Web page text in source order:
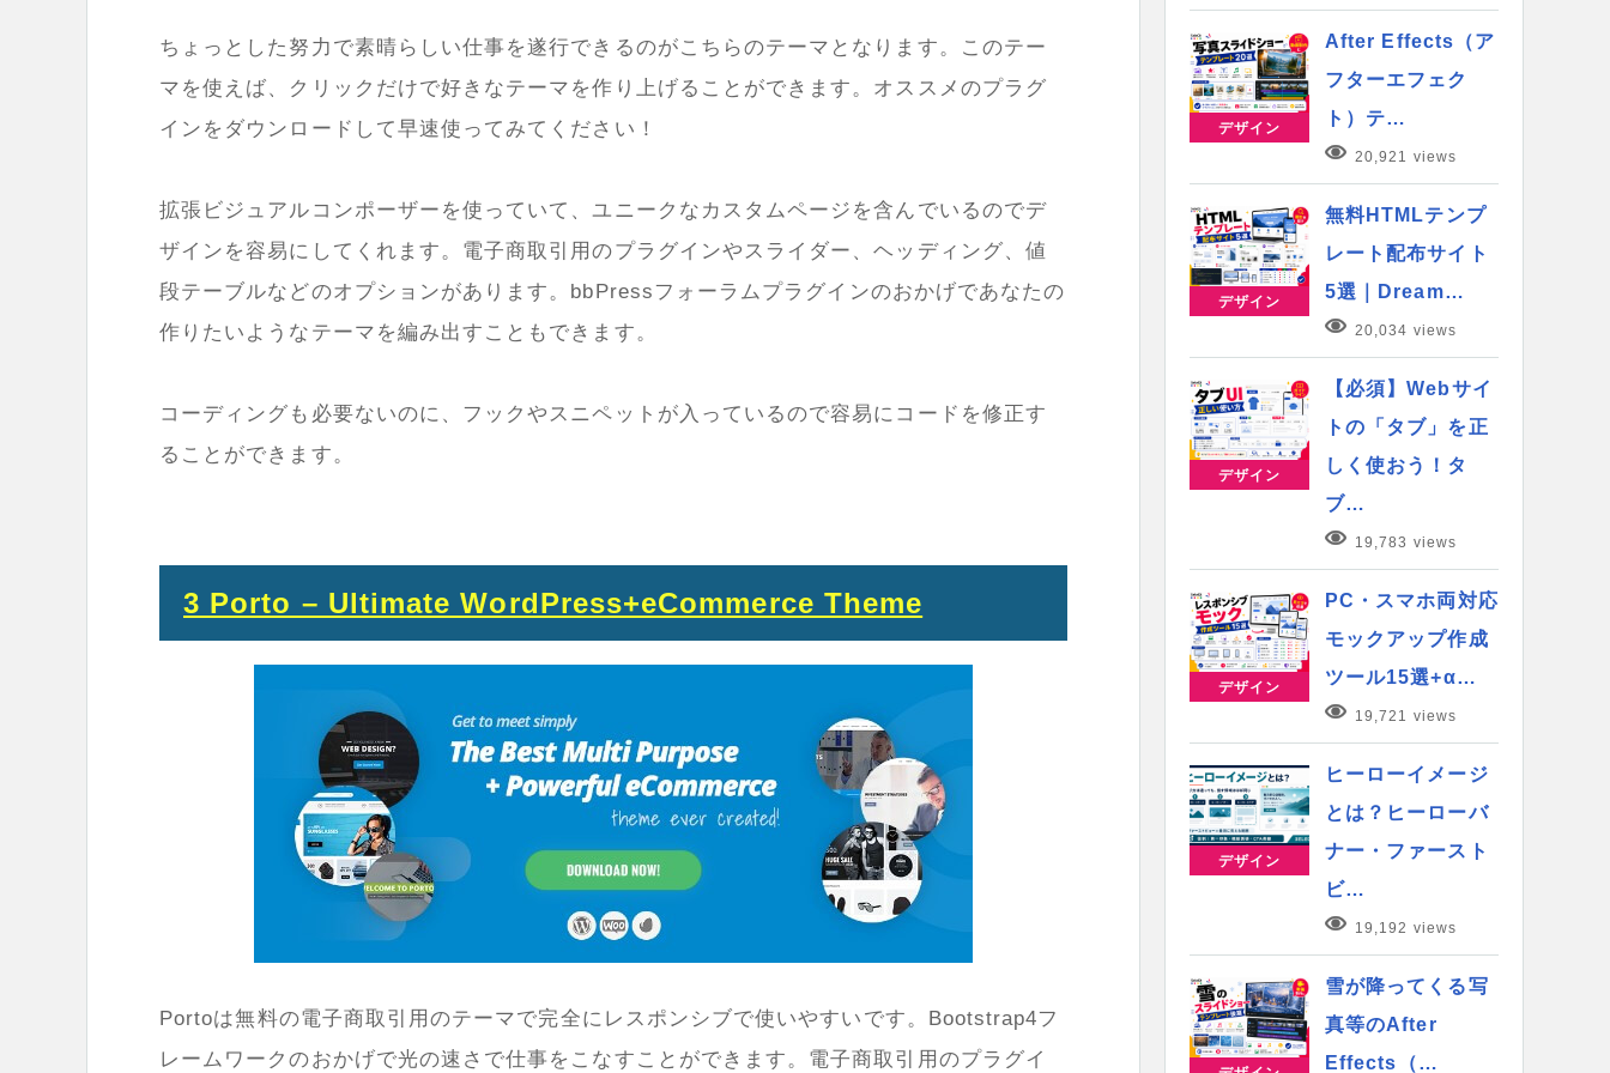
ちょっとした努力で素晴らしい仕事を遂行できるのがこちらのテーマとなります。このテー
マを使えば、クリックだけで好きなテーマを作り上げることができます。オススメのプラグ
インをダウンロードして早速使ってみてください！
拡張ビジュアルコンポーザーを使っていて、ユニークなカスタムページを含んでいるのでデ
ザインを容易にしてくれます。電子商取引用のプラグインやスライダー、ヘッディング、値
段テーブルなどのオプションがあります。bbPressフォーラムプラグインのおかげであなたの
作りたいようなテーマを編み出すこともできます。
コーディングも必要ないのに、フックやスニペットが入っているので容易にコードを修正す
ることができます。
3 Porto – Ultimate WordPress+eCommerce Theme
Portoは無料の電子商取引用のテーマで完全にレスポンシブで使いやすいです。Bootstrap4フ
レームワークのおかげで光の速さで仕事をこなすことができます。電子商取引用のプラグイ
デザイン
After Effects（ア
フターエフェク
ト）テ…
20,921 views
デザイン
無料HTMLテンプ
レート配布サイト
5選｜Dream…
20,034 views
デザイン
【必須】Webサイ
トの「タブ」を正
しく使おう！タ
ブ…
19,783 views
デザイン
PC・スマホ両対応
モックアップ作成
ツール15選+α…
19,721 views
デザイン
ヒーローイメージ
とは？ヒーローバ
ナー・ファースト
ビ…
19,192 views
雪が降ってくる写
真等のAfter
Effects（…